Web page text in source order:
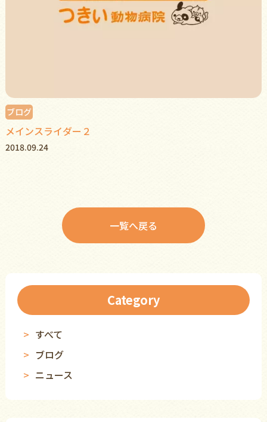
ブログ
メインスライダー２
2018.09.24
一覧へ戻る
Category
すべて
ブログ
ニュース